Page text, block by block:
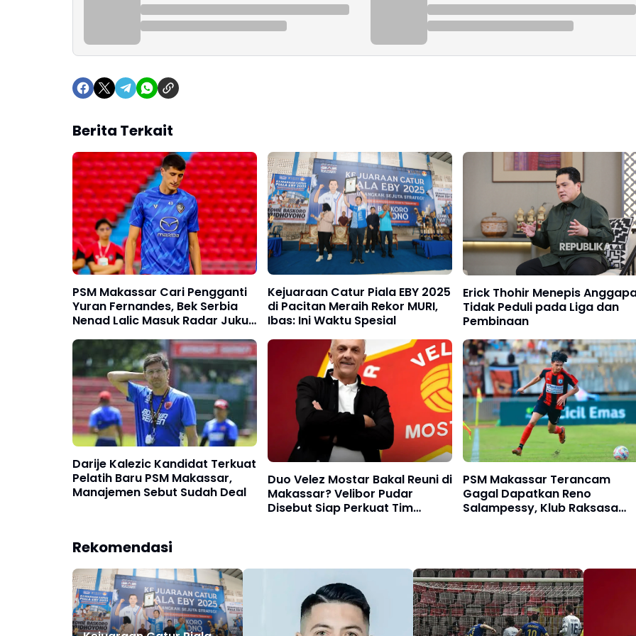
Berita Terkait
PSM Makassar Cari Pengganti
Yuran Fernandes, Bek Serbia
Nenad Lalic Masuk Radar Juku
Kejuaraan Catur Piala EBY 2025
di Pacitan Meraih Rekor MURI,
Ibas: Ini Waktu Spesial
Erick Thohir Menepis
Tidak Peduli pada Liga dan
Pembinaan
Darije Kalezic Kandidat Terkuat
Pelatih Baru PSM Makassar,
Manajemen Sebut Sudah Deal
Duo Velez Mostar Bakal Reuni di
Makassar? Velibor Pudar
Disebut Siap Perkuat Tim
PSM Makassar Terancam
Gagal Dapatkan Reno
Salampessy, Klub Raksasa
Rekomendasi